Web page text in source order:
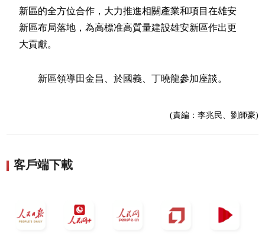
新區的全方位合作，大力推進相關產業和項目在雄安
新區布局落地，為高標准高質量建設雄安新區作出更
大貢獻。
新區領導田金昌、於國義、丁曉龍參加座談。
(責編：李兆民、劉師豪)
客戶端下載